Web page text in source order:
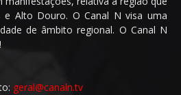
e Alto Douro. O Canal N visa uma
de âmbito regional. O Canal N
geral@canaln.tv